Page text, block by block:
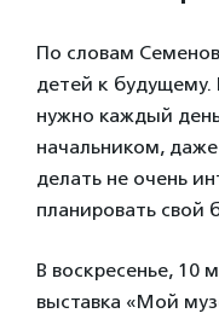
По словам
детей к
нужно каждый
начальником,
делать не очень
планировать свой
В воскресенье, 10
выставка «Мой